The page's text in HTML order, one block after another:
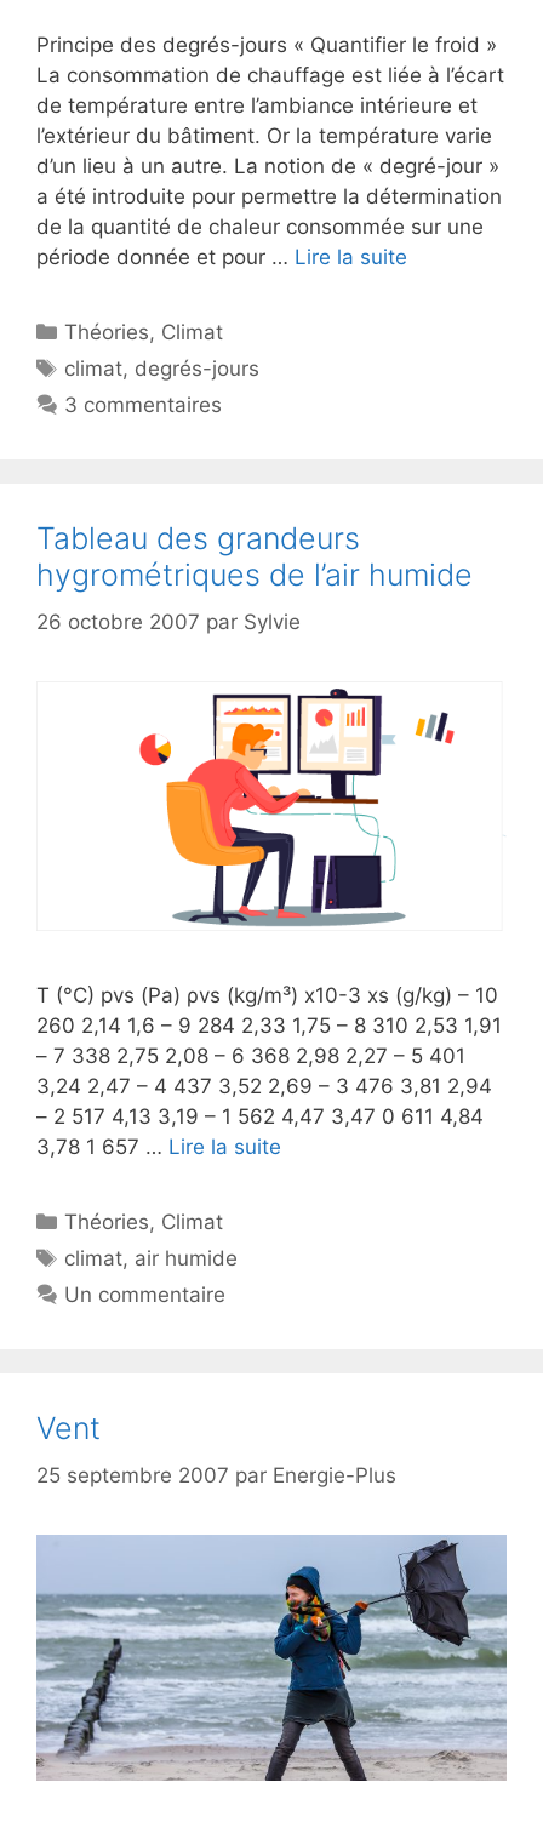
Principe des degrés-jours « Quantifier le froid »
La consommation de chauffage est liée à l’écart
de température entre l’ambiance intérieure et
l’extérieur du bâtiment. Or la température varie
d’un lieu à un autre. La notion de « degré-jour »
a été introduite pour permettre la détermination
de la quantité de chaleur consommée sur une
période donnée et pour … Lire la suite
Catégories
Théories, Climat
Étiquettes
climat, degrés-jours
3 commentaires
Tableau des grandeurs
hygrométriques de l’air humide
26 octobre 2007 par Sylvie
T (°C) pvs (Pa) ρvs (kg/m³) x10-3 xs (g/kg) – 10
260 2,14 1,6 – 9 284 2,33 1,75 – 8 310 2,53 1,91
– 7 338 2,75 2,08 – 6 368 2,98 2,27 – 5 401
3,24 2,47 – 4 437 3,52 2,69 – 3 476 3,81 2,94
– 2 517 4,13 3,19 – 1 562 4,47 3,47 0 611 4,84
3,78 1 657 … Lire la suite
Catégories
Théories, Climat
Étiquettes
climat, air humide
Un commentaire
Vent
25 septembre 2007 par Energie-Plus